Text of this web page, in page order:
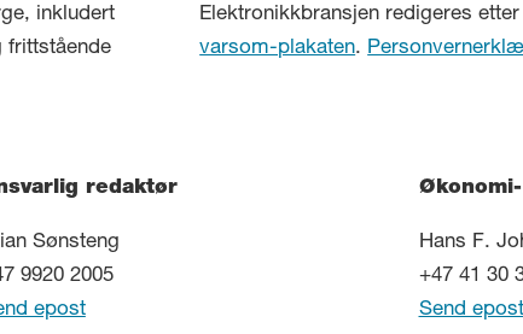
inkludert
frittstående
Elektronikkbransjen redigeres etter
varsom-plakaten.
redaktør
Sønsteng
9920 2005
epost
Hans F.
+47 41 30
Send epost